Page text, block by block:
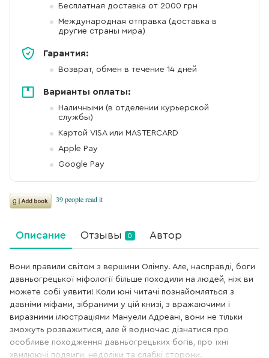
Бесплатная доставка от 2000 грн
Международная отправка (доставка в
другие страны мира)
Гарантия:
Возврат, обмен в течение 14 дней
Варианты оплаты:
Наличными (в отделении курьерской
службы)
Картой VISA или MASTERCARD
Apple Pay
Google Pay
Описание Отзывы 0 Автор
Вони правили світом з вершини Олімпу. Але, насправді, боги
давньогрецької міфології більше походили на людей, ніж ви
можете собі уявити! Коли юні читачі познайомляться з
давніми міфами, зібраними у цій книзі, з вражаючими і
виразними ілюстраціями Мануели Адреані, вони не тільки
зможуть розважитися, але й водночас дізнатися про
особливе походження давньогрецьких богів, про їхні
хвилюючі подвиги, недоліки та слабкі сторони.